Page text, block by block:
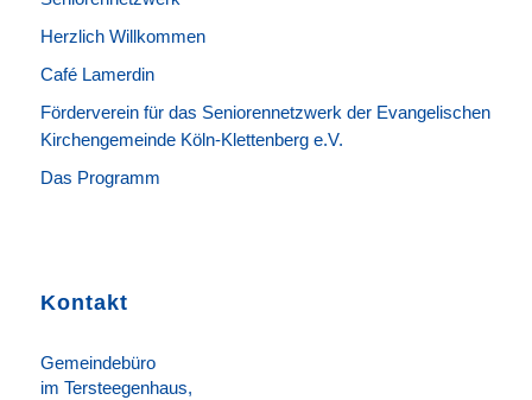
Herzlich Willkommen
Café Lamerdin
Förderverein für das Seniorennetzwerk der Evangelischen
Kirchengemeinde Köln-Klettenberg e.V.
Das Programm
Kontakt
Gemeindebüro
im Tersteegenhaus,